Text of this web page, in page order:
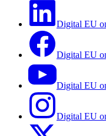
Digital EU
Digital EU
Digital EU
Digital EU